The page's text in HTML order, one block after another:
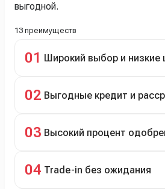
выгодной.
13 преимуществ
01 Широкий выбор и низкие
подержанные авто.
02 Выгодные кредит и
рассрочка 0% на 2 года при
03 Высокий процент
04 Trade-in без ожидания